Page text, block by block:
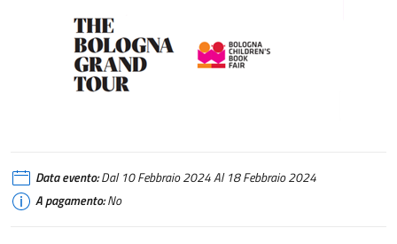
Data evento:Dal 10 Febbraio 2024 Al 18 Febbraio 2024
A pagamento:No